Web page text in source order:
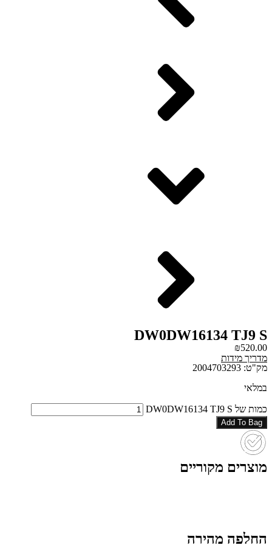
DW0DW16134 TJ9 S
₪520.00
מדריך מידות
מק"ט: 2004703293
במלאי
כמות של DW0DW16134 TJ9 S
Add To Bag
מוצרים מקוריים
החלפה מהירה